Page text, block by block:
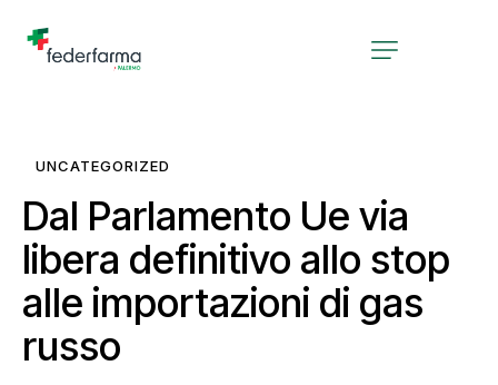
UNCATEGORIZED
Dal Parlamento Ue via
libera definitivo allo stop
alle importazioni di gas
russo